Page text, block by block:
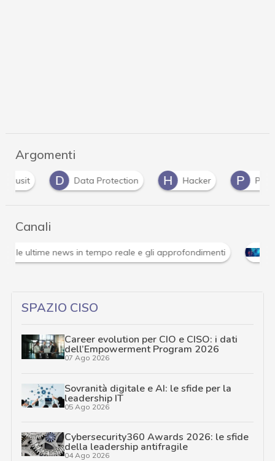
Argomenti
Data Protection H Hacker PMI
Canali
Attacchi hacker e Malware: le ultime news in tempo
SPAZIO CISO
Career evolution per CIO e CISO: i dati
dell’Empowerment Program 2026
07 Ago 2026
Sovranità digitale e AI: le sfide per la
leadership IT
05 Ago 2026
Cybersecurity360 Awards 2026: le sfide
della leadership antifragile
04 Ago 2026